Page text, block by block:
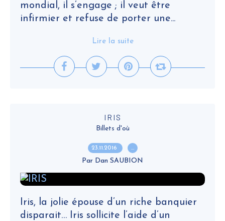
mondial, il s’engage ; il veut être
infirmier et refuse de porter une...
Lire la suite
IRIS
Billets d'où
23.11.2016 …
Par Dan SAUBION
Iris, la jolie épouse d’un riche banquier
disparait… Iris sollicite l’aide d’un